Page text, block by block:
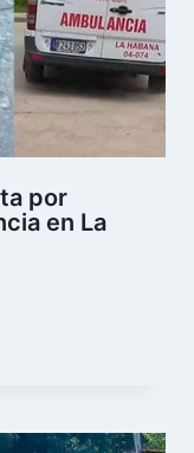
por
en La